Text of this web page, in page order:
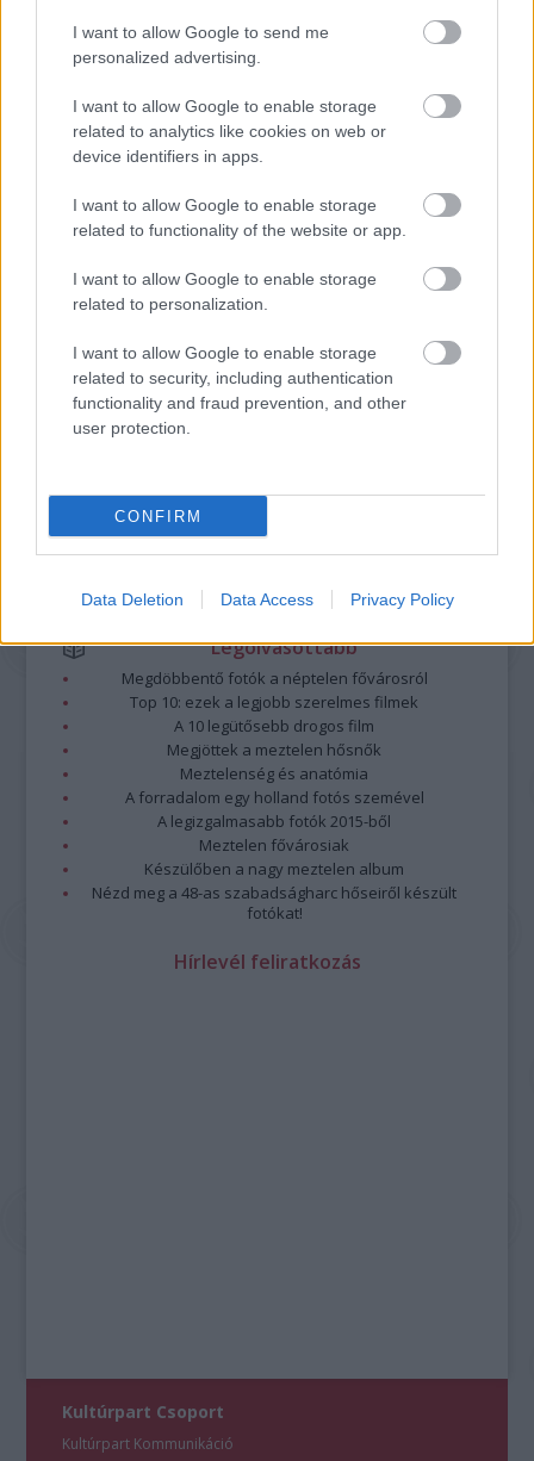
I want to allow Google to send me
personalized advertising.
I want to allow Google to enable storage
related to analytics like cookies on web or
device identifiers in apps.
I want to allow Google to enable storage
related to functionality of the website or app.
I want to allow Google to enable storage
related to personalization.
I want to allow Google to enable storage
related to security, including authentication
functionality and fraud prevention, and other
user protection.
CONFIRM
Data Deletion Data Access Privacy Policy
A bejegyzés trackback címe:
https://kulturpart.hu/api/trackback/id/7919420
A hozzászólások avonatkozó jogszabályokértelmében felhasználói tartalomnak
minősülnek, értük aszolgáltatás technikaiüzemeltetője semmilyen felelősséget
nem vállal, azokat nem ellenőrzi. Kifogás esetén forduljon a blog szerkesztőjéhez.
Részletek aFelhasználási feltételekben
Legolvasottabb
Megdöbbentő fotók a néptelen fővárosról
Top 10: ezek a legjobb szerelmes filmek
A 10 legütősebb drogos film
Megjöttek a meztelen hősnők
Meztelenség és anatómia
A forradalom egy holland fotós szemével
A legizgalmasabb fotók 2015-ből
Meztelen fővárosiak
Készülőben a nagy meztelen album
Nézd meg a 48-as szabadságharc hőseiről készült
fotókat!
Hírlevél feliratkozás
Kultúrpart Csoport
Kultúrpart Kommunikáció